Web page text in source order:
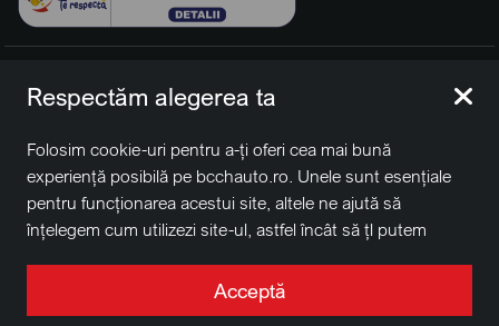
rezervate.
BCCH Auto Switzerland este o marcă a societății
BCCH
Group Switzerland AG
Sediu social: David Business Center, Str. Erou Iancu Nicolae
nr. 29, Voluntari, Ilfov
Respectăm alegerea ta
Folosim cookie-uri pentru a-ți oferi cea mai bună
experiență posibilă pe bcchauto.ro. Unele sunt esențiale
pentru funcționarea acestui site, altele ne ajută să
înțelegem cum utilizezi site-ul, astfel încât să țl putem
uri în scopuri de targetare. Apasă pe „Acceptă toate”
pentru a continua așa cum este specificat, sau apasă pe
Acceptă